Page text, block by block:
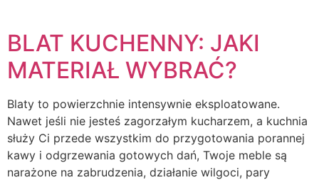
BLAT KUCHENNY: JAKI
MATERIAŁ WYBRAĆ?
Blaty to powierzchnie intensywnie eksploatowane.
Nawet jeśli nie jesteś zagorzałym kucharzem, a kuchnia
służy Ci przede wszystkim do przygotowania porannej
kawy i odgrzewania gotowych dań, Twoje meble są
narażone na zabrudzenia, działanie wilgoci, pary